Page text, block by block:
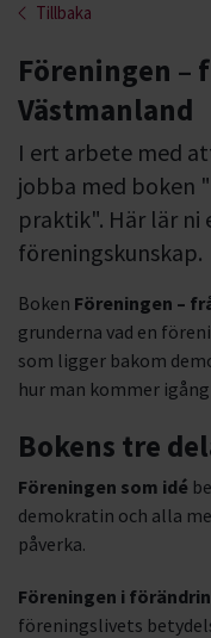
Tillbaka
Föreningen –
Västmanland
I ert arbete med
jobba med boken
praktik". Här lär ni
föreningskunskap.
Boken Föreningen –
grunderna vad en
som ligger bakom
hur man kommer
Bokens tre
Föreningen som idé
demokratin och alla
påverka.
Föreningen i
föreningslivets